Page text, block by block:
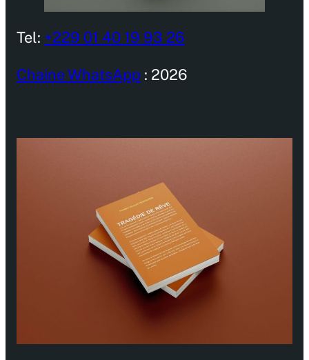
Tel: +229 01 40 19 93 26
Chaine WhatsApp : 2026